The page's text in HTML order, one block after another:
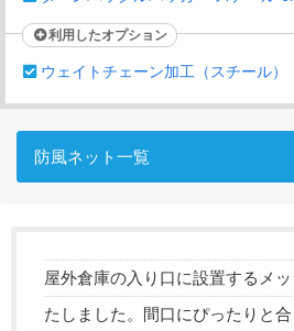
利用したオプション
ウェイトチェーン加工（スチール）
防風ネット一覧
屋外倉庫の入り口に設置するメ
たしました。間口にぴったりと